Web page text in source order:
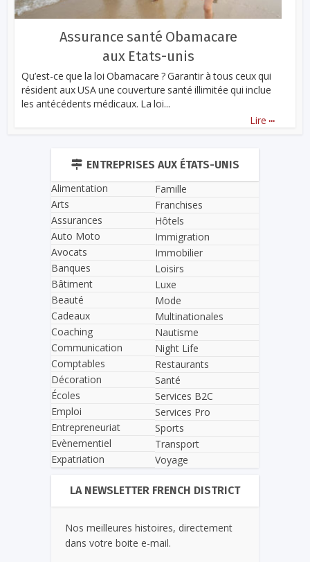
Assurance santé Obamacare
aux Etats-unis
Qu’est-ce que la loi Obamacare ? Garantir à tous ceux qui
résident aux USA une couverture santé illimitée qui inclue
les antécédents médicaux. La loi...
Lire ...
ENTREPRISES AUX ÉTATS-UNIS
Alimentation
Arts
Assurances
Auto Moto
Avocats
Banques
Bâtiment
Beauté
Cadeaux
Coaching
Communication
Comptables
Décoration
Écoles
Emploi
Entrepreneuriat
Evènementiel
Expatriation
Famille
Franchises
Hôtels
Immigration
Immobilier
Loisirs
Luxe
Mode
Multinationales
Nautisme
Night Life
Restaurants
Santé
Services B2C
Services Pro
Sports
Transport
Voyage
LA NEWSLETTER FRENCH DISTRICT
Nos meilleures histoires, directement
dans votre boite e-mail.